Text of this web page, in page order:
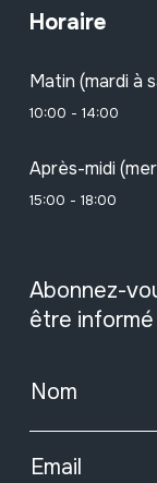
Horaire
Matin (mardi à
10:00 - 14:00
Après-midi
15:00 - 18:00
Abonnez-
être
Nom
Email